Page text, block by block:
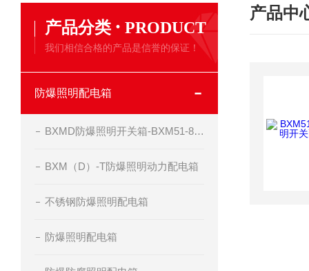
产品分类 · PRODUCT
我们相信合格的产品是信誉的保证！
防爆照明配电箱
BXMD防爆照明开关箱-BXM51-8-20K50现场照明箱
BXM（D）-T防爆照明动力配电箱
不锈钢防爆照明配电箱
防爆照明配电箱
产品中